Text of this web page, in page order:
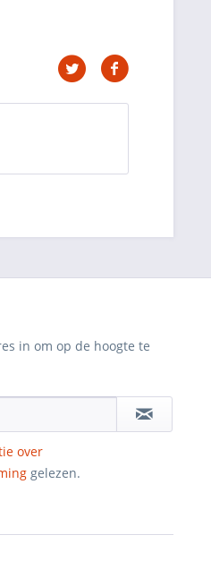
in om op de hoogte te
over
gelezen.